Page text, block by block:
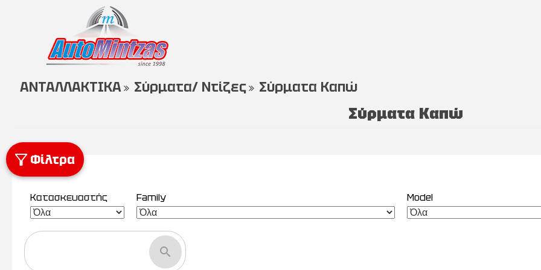
ΑΝΤΑΛΛΑΚΤΙΚΑ Σύρματα/ Ντίζες Σύρματα Καπώ
Σύρματα Καπώ
Φίλτρα
Κατασκευαστής Family Model
search